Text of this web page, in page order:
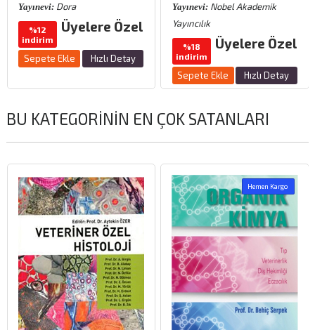
Yayınevi: Dora
%12
indirim
Üyelere Özel
Sepete Ekle Hızlı Detay
Yayınevi:Nobel Akademik
Yayıncılık
%18
indirim
Üyelere Özel
Sepete Ekle Hızlı Detay
BU KATEGORININ EN ÇOK SATANLARI
Hemen Kargo